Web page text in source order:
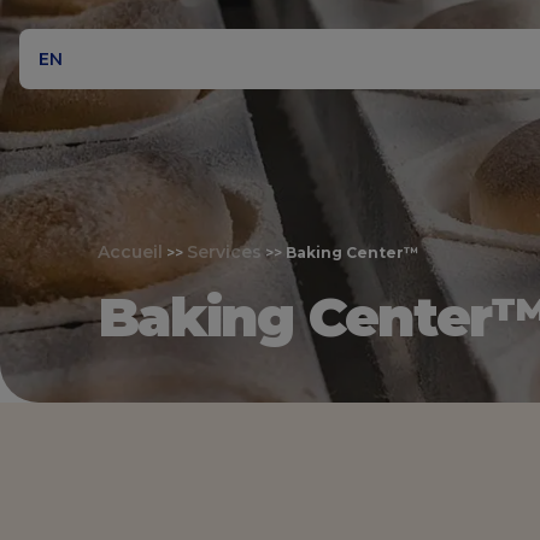
EN
Accueil >> Services >> Baking Center™
Baking